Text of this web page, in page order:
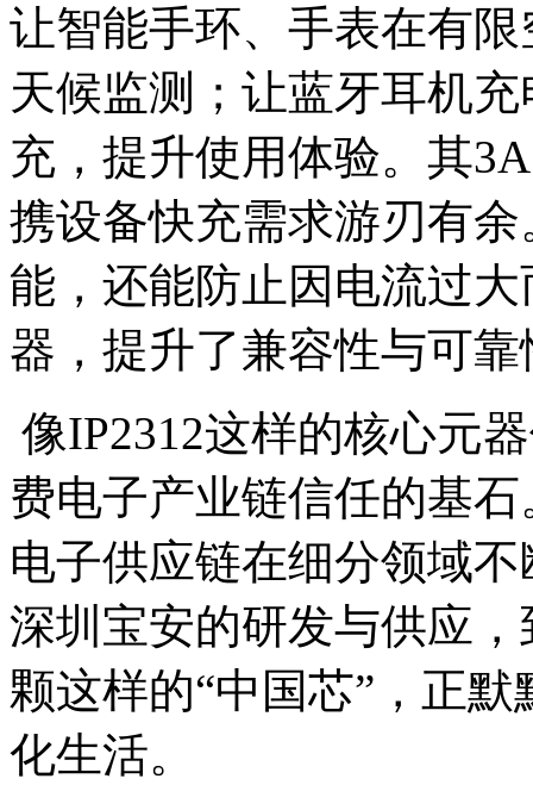
让智能手环、手表在有
天候监测；让蓝牙耳机
充，提升使用体验。其
携设备快充需求游刃有
能，还能防止因电流过
器，提升了兼容性与可靠
像IP2312这样的核心元
费电子产业链信任的基
电子供应链在细分领域
深圳宝安的研发与供应
颗这样的“中国芯”，正
化生活。